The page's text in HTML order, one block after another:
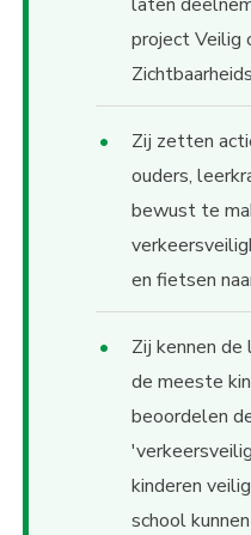
project Veilig
Zij zetten
ouders,
bewust te
en fietsen
Zij kennen
de meeste
beoordelen
kinderen
school